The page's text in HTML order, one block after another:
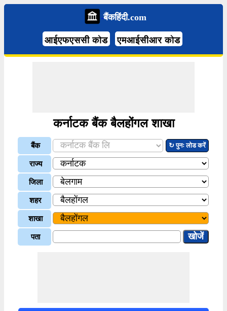
बैंकहिंदी.com
आईएफएससी कोड एमआईसीआर कोड
कर्नाटक बैंक बैलहोंगल शाखा
बैंक ↻ पुनः लोड करें
राज्य
जिला
शहर
शाखा
पता